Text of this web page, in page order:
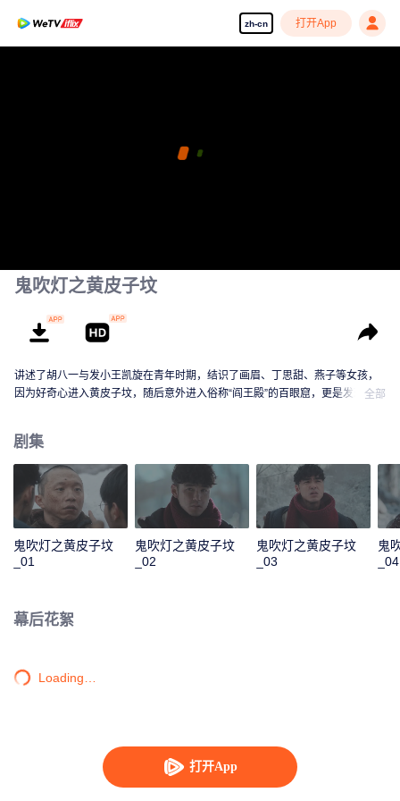
zh-cn 打开App
打开App
鬼吹灯之黄皮子坟
讲述了胡八一与发小王凯旋在青年时期，结识了画眉、丁思甜、燕子等女孩，
因为好奇心进入黄皮子坟，随后意外进入俗称“阎王殿”的百眼窟，更是发现了日
全部
剧集
鬼吹灯之黄皮子坟
_01
鬼吹灯之黄皮子坟
_02
鬼吹灯之黄皮子坟
_03
鬼
_04
幕后花絮
Loading…